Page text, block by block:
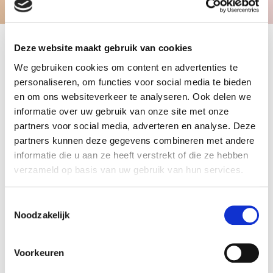
Deze website maakt gebruik van cookies
We gebruiken cookies om content en advertenties te
personaliseren, om functies voor social media te bieden
en om ons websiteverkeer te analyseren. Ook delen we
informatie over uw gebruik van onze site met onze
partners voor social media, adverteren en analyse. Deze
partners kunnen deze gegevens combineren met andere
informatie die u aan ze heeft verstrekt of die ze hebben
verzameld op basis van uw gebruik van hun services.
Noodzakelijk
Voorkeuren
Hetprocesvan Mediation
Een scheidingstraject via mediation heeft een
informeler karakter dan een procedure bij de
rechtbank. Bovendien is er bij mediation geen
sprake van een winnaar en verliezer. Samen
stellen we uiteindelijk een convenant en
eventueel een ouderschapsplan op met daarin
rechter worden opgelegd. Mediation is vaak de